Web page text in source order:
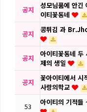
공지
성모님품에 안긴
이티꽃동네
공지 콩튀김 과
공지
아이티꽃동네 두
제의 생일
공지
꽃아이티에서 시
사랑의학교
53 아이티의 기적들